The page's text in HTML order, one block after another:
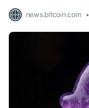
news.bitcoin.com